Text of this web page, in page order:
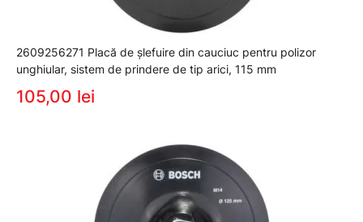
2609256271 Placă de şlefuire din cauciuc pentru polizor
unghiular, sistem de prindere de tip arici, 115 mm
105,00 lei